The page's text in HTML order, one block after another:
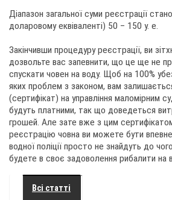
Діапазон загальної суми реєстрації
доларовому еквіваленті) 50 – 150 у. е.
Закінчивши процедуру реєстрації, ви
дозвольте вас запевнити, що це ще не
спускати човен на воду. Щоб на 100%
яких проблем з законом, вам
(сертифікат) на управління маломірним
будуть платними, так що доведеться
грошей. Але зате вже з цим
реєстрацію човна ви можете бути
водної поліції просто не знайдуть до
будете в своє задоволення рибалити на
Всі статті